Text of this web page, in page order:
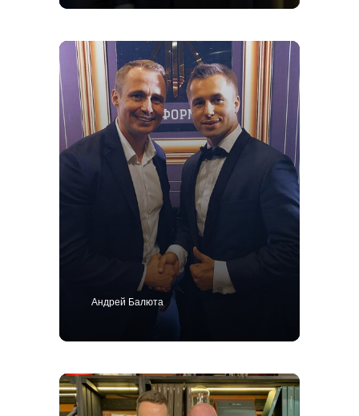
Андрей Балюта
+7 495 414-25-57
Позвоните мне
Сорочки
Блог
Брюки
Контакты
Пальто
Каталог